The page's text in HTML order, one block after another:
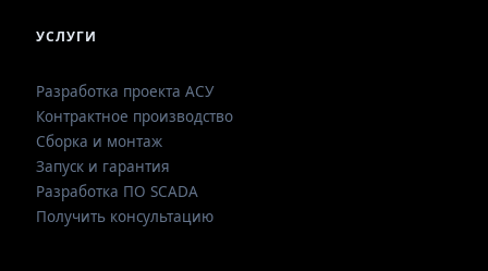
УСЛУГИ
Разработка проекта АСУ
Контрактное производство
Сборка и монтаж
Запуск и гарантия
Разработка ПО SCADA
Получить консультацию